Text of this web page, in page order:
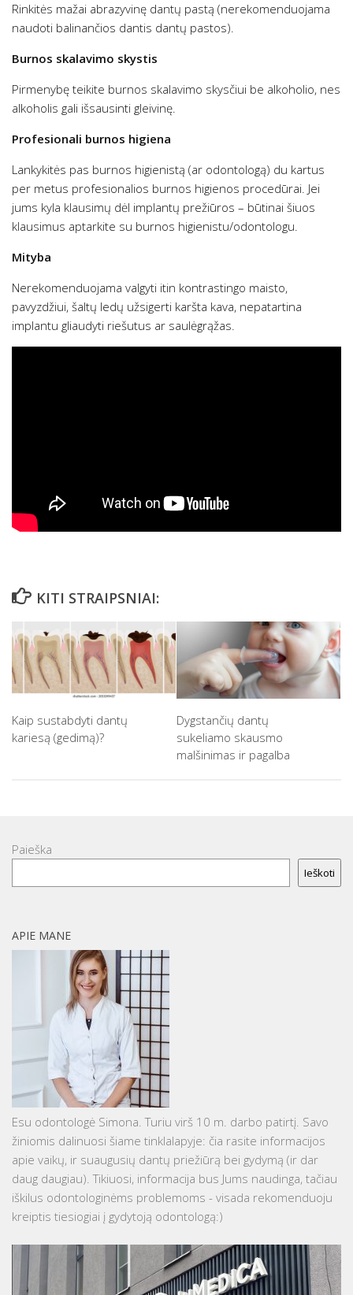
Rinkitės mažai abrazyvinę dantų pastą (nerekomenduojama
naudoti balinančios dantis dantų pastos).
Burnos skalavimo skystis
Pirmenybę teikite burnos skalavimo skysčiui be alkoholio, nes
alkoholis gali išsausinti gleivinę.
Profesionali burnos higiena
Lankykitės pas burnos higienistą (ar odontologą) du kartus
per metus profesionalios burnos higienos procedūrai. Jei
jums kyla klausimų dėl implantų prežiūros – būtinai šiuos
klausimus aptarkite su burnos higienistu/odontologu.
Mityba
Nerekomenduojama valgyti itin kontrastingo maisto,
pavyzdžiui, šaltų ledų užsigerti karšta kava, nepatartina
implantu gliaudyti riešutus ar saulėgrąžas.
KITI STRAIPSNIAI:
Kaip sustabdyti dantų
kariesą (gedimą)?
Dygstančių dantų
sukeliamo skausmo
malšinimas ir pagalba
Paieška
Ieškoti
APIE MANE
Esu odontologė Simona. Turiu virš 10 m. darbo patirtį. Savo
žiniomis dalinuosi šiame tinklalapyje: čia rasite informacijos
apie vaikų, ir suaugusių dantų priežiūrą bei gydymą (ir dar
daug daugiau). Tikiuosi, informacija bus Jums naudinga, tačiau
iškilus odontologinėms problemoms - visada rekomenduoju
kreiptis tiesiogiai į gydytoją odontologą:)